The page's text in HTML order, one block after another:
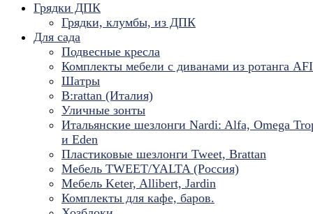
Грядки ДПК
Грядки, клумбы, из ДПК
Для сада
Подвесные кресла
Комплекты мебели с диванами из ротанга
Шатры
B:rattan (Италия)
Уличные зонты
Итальянские шезлонги Nardi: Alfa, Omega
и Eden
Пластиковые шезлонги Tweet, Brattan
Мебель TWEET/YALTA (Россия)
Мебель Keter, Allibert, Jardin
Комплекты для кафе, баров.